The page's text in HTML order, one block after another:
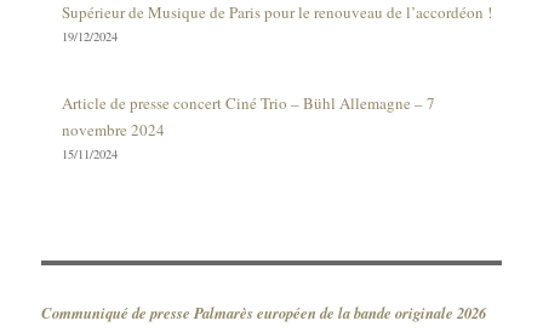
Supérieur de Musique de Paris pour le renouveau de l’accordéon !
19/12/2024
Article de presse concert Ciné Trio – Bühl Allemagne – 7
novembre 2024
15/11/2024
Communiqué de presse Palmarès européen de la bande originale 2026